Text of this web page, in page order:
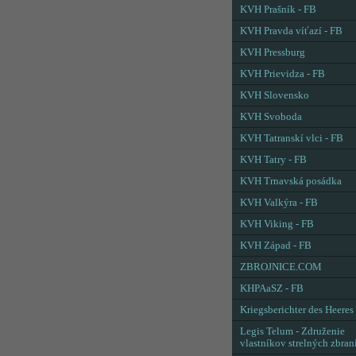
KVH Prašník - FB
KVH Pravda víťazí - FB
KVH Pressburg
KVH Prievidza - FB
KVH Slovensko
KVH Svoboda
KVH Tatranskí vlci - FB
KVH Tatry - FB
KVH Trnavská posádka
KVH Valkýra - FB
KVH Viking - FB
KVH Západ - FB
ZBROJNICE.COM
KHPAaSZ - FB
Kriegsberichter des Heeres
Legis Telum - Združenie
vlastníkov strelných